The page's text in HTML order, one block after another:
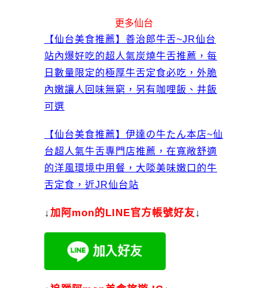
更多仙台
【仙台美食推薦】善治郎牛舌~JR仙台
站內爆好吃的超人氣炭燒牛舌推薦，每
日數量限定的極厚牛舌定食必吃，外脆
內嫩讓人回味無窮，另有咖哩飯、井飯
可選
【仙台美食推薦】伊達の牛たん本店~仙
台超人氣牛舌專門店推薦，在寬敞舒適
的洋風環境中用餐，大啖美味嫩口的牛
舌定食，近JR仙台站
↓加 阿mon的LINE官方帳號好友↓